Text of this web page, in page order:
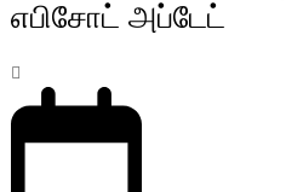
எபிசோட் அப்டேட்